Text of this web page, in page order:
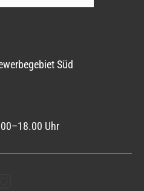
Süd
Uhr